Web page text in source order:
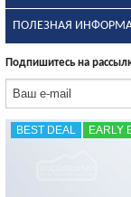
ПОЛЕЗНАЯ
Подпишитесь на
BEST DEAL EARLY